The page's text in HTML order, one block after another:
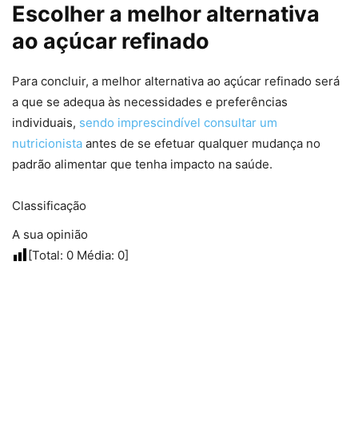
Escolher a melhor alternativa
ao açúcar refinado
Para concluir, a melhor alternativa ao açúcar refinado será
a que se adequa às necessidades e preferências
individuais, sendo imprescindível consultar um
nutricionista antes de se efetuar qualquer mudança no
padrão alimentar que tenha impacto na saúde.
Classificação
A sua opinião
[Total: 0 Média: 0]